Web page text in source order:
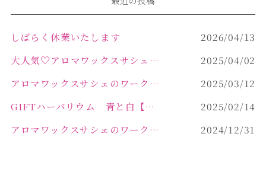
しばらく休業いたします
2026/04/13
大人気♡アロマワックスサシェ作り
2025/04/02
アロマワックスサシェのワークショップinPOLA中込原店 VOL.2
2025/03/12
GIFTハーバリウム 青と白【佐久市 ハーバリウム ギフト】
2025/02/14
アロマワックスサシェのワークショップinPOLA中込原店ご報告【佐久市 キャンドル サシェ】
2024/12/31